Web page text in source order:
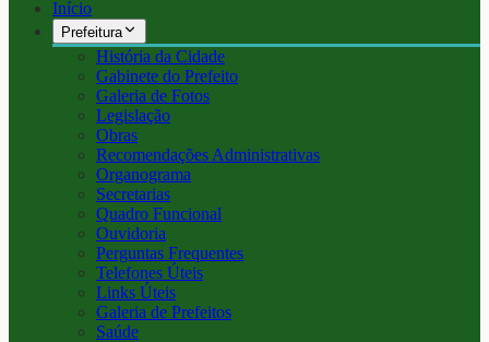
Início
Prefeitura
História da Cidade
Gabinete do Prefeito
Galeria de Fotos
Legislação
Obras
Recomendações Administrativas
Organograma
Secretarias
Quadro Funcional
Ouvidoria
Perguntas Frequentes
Telefones Úteis
Links Úteis
Galeria de Prefeitos
Saúde